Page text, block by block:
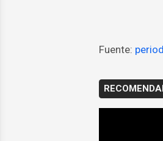
Fuente: